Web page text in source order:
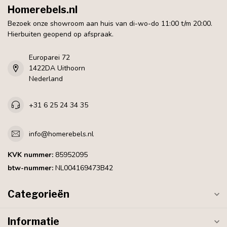
Homerebels.nl
Bezoek onze showroom aan huis van di-wo-do 11:00 t/m 20:00.
Hierbuiten geopend op afspraak.
Europarei 72
1422DA Uithoorn
Nederland
+31 6 25 24 34 35
info@homerebels.nl
KVK nummer: 85952095
btw-nummer: NL004169473B42
Categorieën
Informatie